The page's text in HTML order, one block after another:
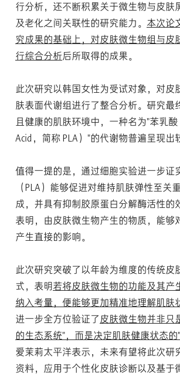
行分析，还不断积累关于微生物与皮肤
及老化之间关联性的研究能力。 本次论
究成果的基础上，对皮肤微生物组与皮
行综合分析后所取得的成果。
此次研究以韩国女性为受试对象，对皮
肤表面代谢组进行了整合分析。研究最
且健康的肌肤环境中，一种名为"苯乳酸
Acid，简称 PLA）"的代谢物普遍呈现出
值得一提的是，通过细胞实验进一步证
（PLA）能够促进对维持肌肤弹性至关
成，并具有抑制胶原蛋白分解酶活性的
表明，由皮肤微生物产生的物质，能够
产生直接的影响。
此次研究突破了以年龄为维度的传统皮
式，表明若将皮肤微生物的功能及其产
纳入考量，便能够更加精准地理解肌肤
进一步全方位验证了皮肤微生物并非只
的生态系统"，而是决定肌肤健康状态
爱茉莉太平洋表示，未来有望将此次研
资料，应用于个性化皮肤诊断以及基于